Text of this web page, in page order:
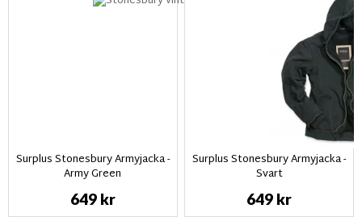
Surplus Stonesbury Armyjacka -
Army Green
649 kr
Surplus Stonesbury Armyjacka -
Svart
649 kr